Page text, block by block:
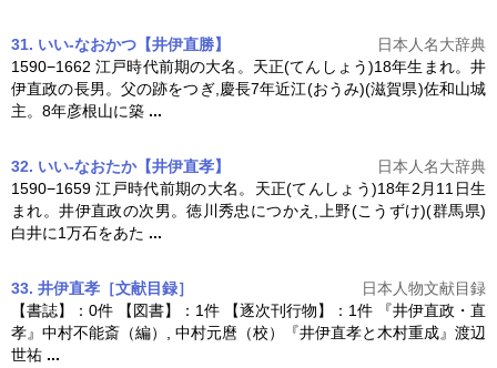
31. いい-なおかつ【井伊直勝】
日本人名大辞典
1590−1662 江戸時代前期の大名。天正(てんしょう)18年生まれ。 井
伊直政の長男。父の跡をつぎ,慶長7年近江(おうみ)(滋賀県)佐和山城
主。8年彦根山に築 ...
32. いい-なおたか【井伊直孝】
日本人名大辞典
1590−1659 江戸時代前期の大名。天正(てんしょう)18年2月11日生
まれ。井伊直政の次男。徳川秀忠につかえ,上野(こうずけ)(群馬県)
白井に1万石をあた ...
33. 井伊直孝［文献目録］
日本人物文献目録
【書誌】：0件 【図書】：1件 【逐次刊行物】：1件 『井伊直政 ・直
孝』中村不能斎（編）, 中村元麿（校）『井伊直孝と木村重成』渡辺
世祐 ...